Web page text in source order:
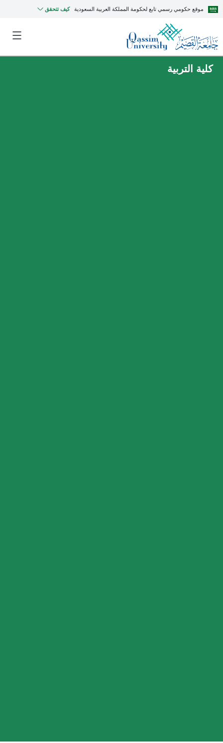
موقع حكومي رسمي تابع لحكومة المملكة العربية السعودية كيف تتحقق
كلية التربية